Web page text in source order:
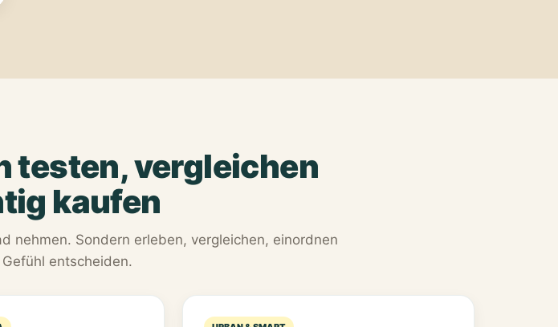
testen, vergleichen
kaufen
nehmen. Sondern erleben, vergleichen, einordnen
entscheiden.